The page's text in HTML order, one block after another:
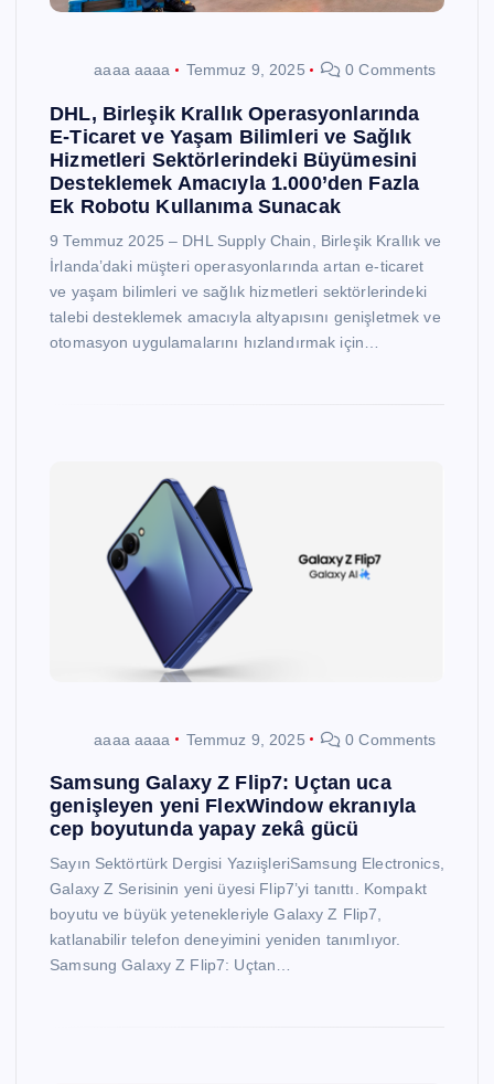
aaaa aaaa Temmuz 9, 2025 0 Comments
DHL, Birleşik Krallık Operasyonlarında
E-Ticaret ve Yaşam Bilimleri ve Sağlık
Hizmetleri Sektörlerindeki Büyümesini
Desteklemek Amacıyla 1.000’den Fazla
Ek Robotu Kullanıma Sunacak
9 Temmuz 2025 – DHL Supply Chain, Birleşik Krallık ve
İrlanda’daki müşteri operasyonlarında artan e-ticaret
ve yaşam bilimleri ve sağlık hizmetleri sektörlerindeki
talebi desteklemek amacıyla altyapısını genişletmek ve
otomasyon uygulamalarını hızlandırmak için…
aaaa aaaa Temmuz 9, 2025 0 Comments
Samsung Galaxy Z Flip7: Uçtan uca
genişleyen yeni FlexWindow ekranıyla
cep boyutunda yapay zekâ gücü
Sayın Sektörtürk Dergisi YazıişleriSamsung Electronics,
Galaxy Z Serisinin yeni üyesi Flip7’yi tanıttı. Kompakt
boyutu ve büyük yetenekleriyle Galaxy Z Flip7,
katlanabilir telefon deneyimini yeniden tanımlıyor.
Samsung Galaxy Z Flip7: Uçtan…